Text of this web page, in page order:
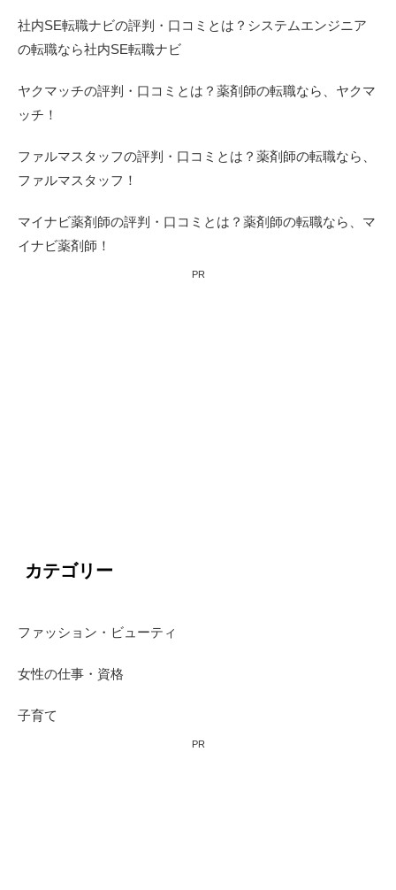
社内SE転職ナビの評判・口コミとは？システムエンジニア
の転職なら社内SE転職ナビ
ヤクマッチの評判・口コミとは？薬剤師の転職なら、ヤクマ
ッチ！
ファルマスタッフの評判・口コミとは？薬剤師の転職なら、
ファルマスタッフ！
マイナビ薬剤師の評判・口コミとは？薬剤師の転職なら、マ
イナビ薬剤師！
PR
カテゴリー
ファッション・ビューティ
女性の仕事・資格
子育て
PR